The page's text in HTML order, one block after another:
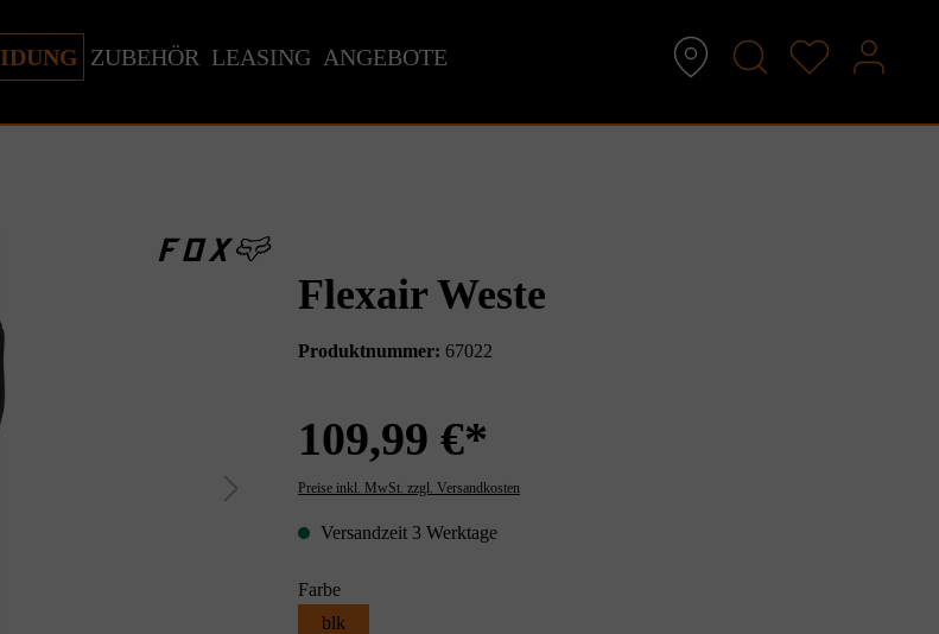
ZUBEHÖR LEASING ANGEBOTE
Flexair Weste
Produktnummer: 67022
109,99 €*
Preise inkl. MwSt. zzgl. Versandkosten
Versandzeit 3 Werktage
Farbe
blk